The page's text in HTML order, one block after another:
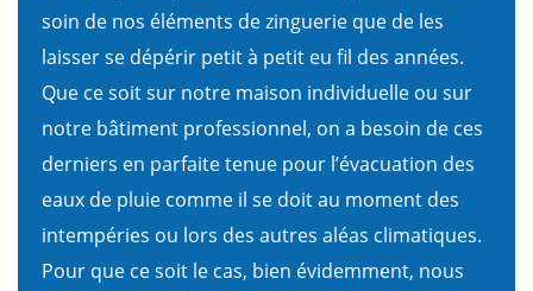
soin de nos éléments de zinguerie que de les
laisser se dépérir petit à petit eu fil des années.
Que ce soit sur notre maison individuelle ou sur
notre bâtiment professionnel, on a besoin de ces
derniers en parfaite tenue pour l’évacuation des
eaux de pluie comme il se doit au moment des
intempéries ou lors des autres aléas climatiques.
Pour que ce soit le cas, bien évidemment, nous